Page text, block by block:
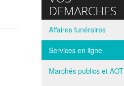
DEMARCHES
Affaires funéraires
Services en ligne
Marchés publics et AOT